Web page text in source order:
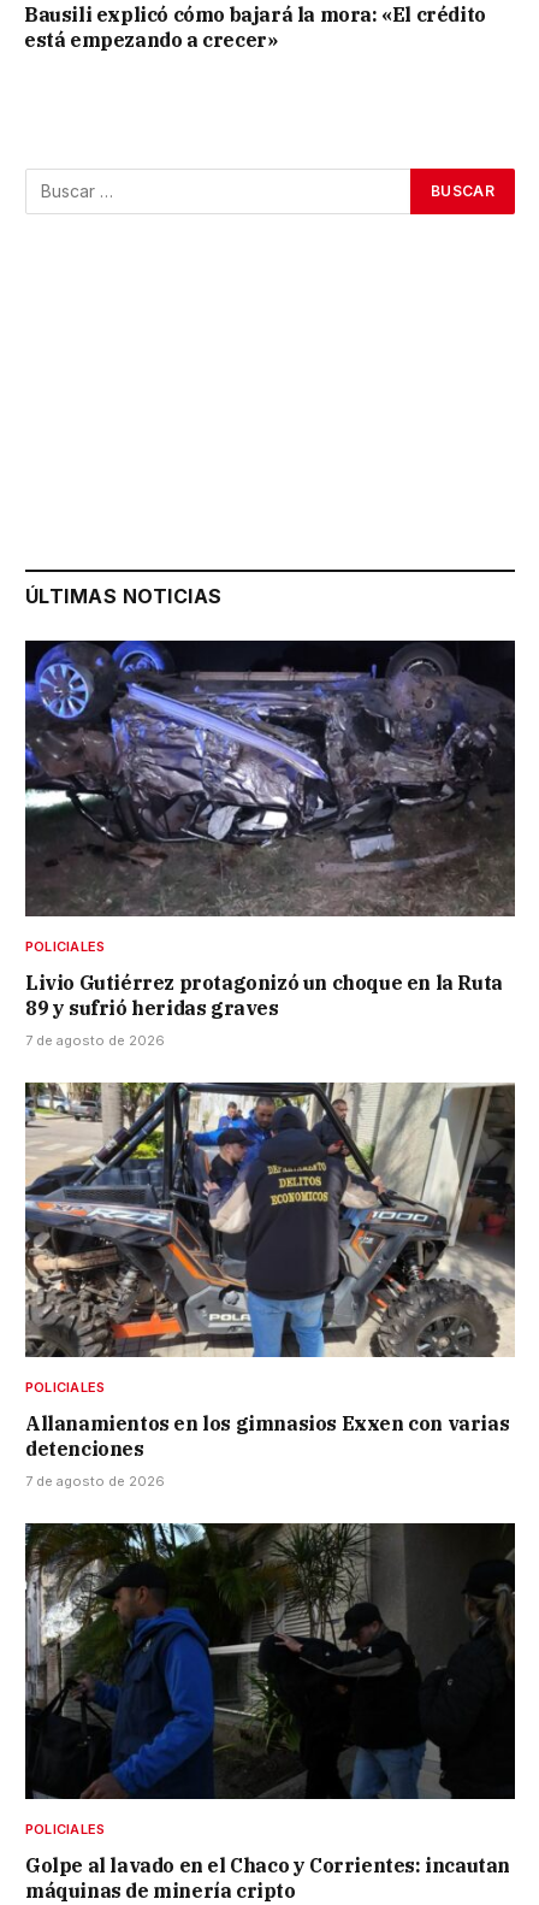
Bausili explicó cómo bajará la mora: «El crédito
está empezando a crecer»
ÚLTIMAS NOTICIAS
POLICIALES
Livio Gutiérrez protagonizó un choque en la Ruta
89 y sufrió heridas graves
7 de agosto de 2026
POLICIALES
Allanamientos en los gimnasios Exxen con varias
detenciones
7 de agosto de 2026
POLICIALES
Golpe al lavado en el Chaco y Corrientes: incautan
máquinas de minería cripto